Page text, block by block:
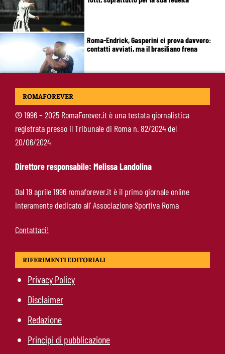
Roma-Endrick, Gasperini ci prova davvero:
contatti avviati, ma il brasiliano frena
Molina-Roma, arrivo oggi: il passaporto può
Rensch-Roma, l’occasione cambia tutto:
Gasperini prova il jolly delle fasce
ROMAFOREVER
©1996 – 2025 RomaForever.it è una testata giornalistica
registrata presso il Tribunale di Roma n. 82/2024 del
20/06/2024
Direttore responsabile: Melissa Landolina
Dal 19 aprile 1996 romaforever.it è il primo giornale online
interamente dedicato all’ Associazione Sportiva Roma
Contattaci!
RIFERIMENTI EDITORIALI
Privacy Policy
Disclaimer
Redazione
Principi di pubblicazione